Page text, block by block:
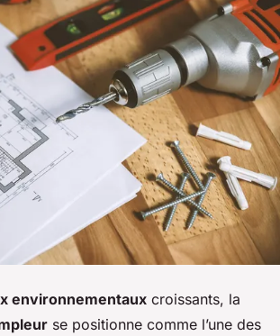
environnementaux croissants, la
se positionne comme l’une des